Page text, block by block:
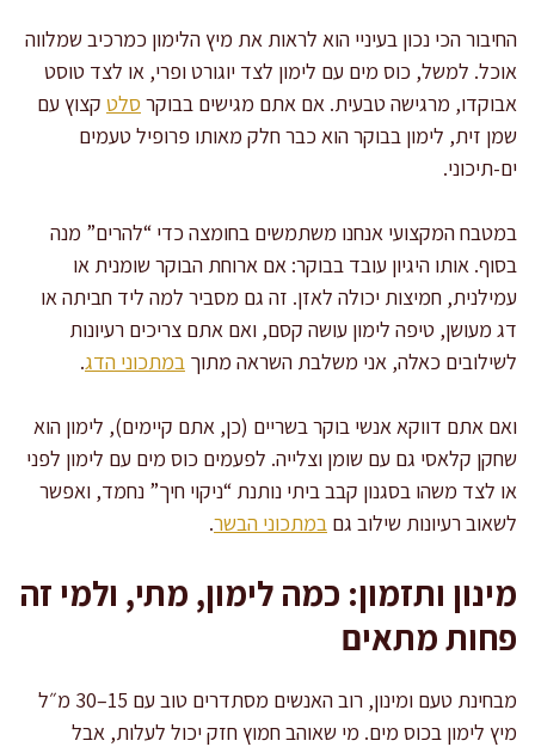
החיבור הכי נכון בעיניי הוא לראות את מיץ הלימון כמרכיב שמלווה
אוכל. למשל, כוס מים עם לימון לצד יוגורט ופרי, או לצד טוסט
אבוקדו, מרגישה טבעית. אם אתם מגישים בבוקר סלט קצוץ עם
שמן זית, לימון בבוקר הוא כבר חלק מאותו פרופיל טעמים
ים-תיכוני.
במטבח המקצועי אנחנו משתמשים בחומצה כדי “להרים” מנה
בסוף. אותו היגיון עובד בבוקר: אם ארוחת הבוקר שומנית או
עמילנית, חמיצות יכולה לאזן. זה גם מסביר למה ליד חביתה או
דג מעושן, טיפה לימון עושה קסם, ואם אתם צריכים רעיונות
לשילובים כאלה, אני משלבת השראה מתוך במתכוני הדג.
ואם אתם דווקא אנשי בוקר בשריים (כן, אתם קיימים), לימון הוא
שחקן קלאסי גם עם שומן וצלייה. לפעמים כוס מים עם לימון לפני
או לצד משהו בסגנון קבב ביתי נותנת “ניקוי חיך” נחמד, ואפשר
לשאוב רעיונות שילוב גם במתכוני הבשר.
מינון ותזמון: כמה לימון, מתי, ולמי זה
פחות מתאים
מבחינת טעם ומינון, רוב האנשים מסתדרים טוב עם 15–30 מ״ל
מיץ לימון בכוס מים. מי שאוהב חמוץ חזק יכול לעלות, אבל